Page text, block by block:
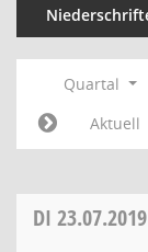
Quartal
Aktuell
DI 23.07.2019